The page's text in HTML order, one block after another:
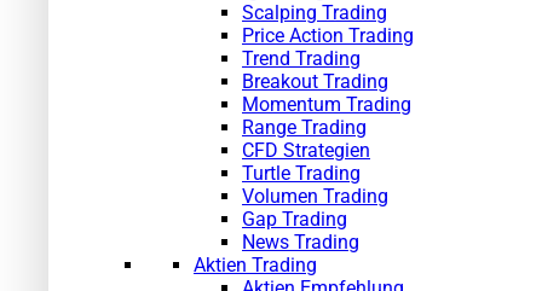
Scalping Trading
Price Action Trading
Trend Trading
Breakout Trading
Momentum Trading
Range Trading
CFD Strategien
Turtle Trading
Volumen Trading
Gap Trading
News Trading
Aktien Trading